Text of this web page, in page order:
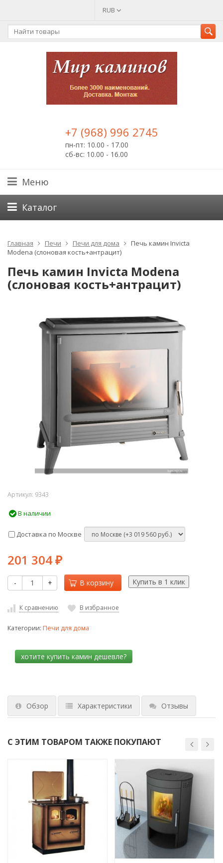
RUB
+7 (968) 996 2745
пн-пт: 10.00 - 17.00
сб-вс: 10.00 - 16.00
Меню
Каталог
Главная Печи Печи для дома
Печь камин Invicta
Modena (слоновая кость+антрацит)
Печь камин Invicta Modena
(слоновая кость+антрацит)
Артикул: 9343
В наличии
Доставка по Москве
201 304 ₽
- + В корзину
К сравнению В избранное
Категории: Печи для дома
Обзор Характеристики Отзывы
С ЭТИМ ТОВАРОМ ТАКЖЕ ПОКУПАЮТ